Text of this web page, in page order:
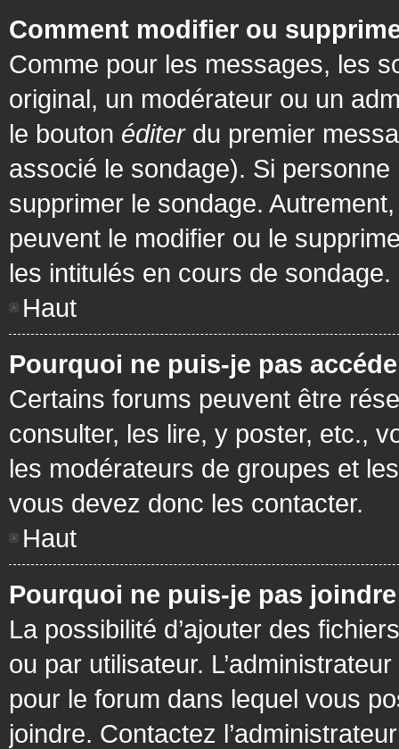
Comment modifier ou
Comme pour les messages, les
original, un modérateur ou un
le bouton éditerdu premier
associé le sondage). Si personne
supprimer le sondage.
peuvent le modifier ou le
les intitulés en cours de sondage.
Haut
Pourquoi ne puis-je pas
Certains forums peuvent être
consulter, les lire, y poster, etc.,
les modérateurs de groupes et
vous devez donc les contacter.
Haut
Pourquoi ne puis-je pas
La possibilité d’ajouter des
ou par utilisateur.
pour le forum dans lequel vous
joindre. Contactez